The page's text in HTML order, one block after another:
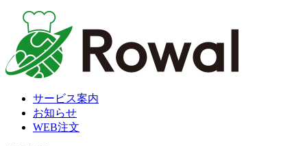
サービス案内
お知らせ
WEB注文